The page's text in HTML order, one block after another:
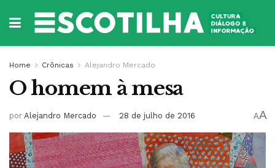
Home Crônicas Alejandro Mercado
O homem à mesa
por Alejandro Mercado 28 de julho de 2016 AA